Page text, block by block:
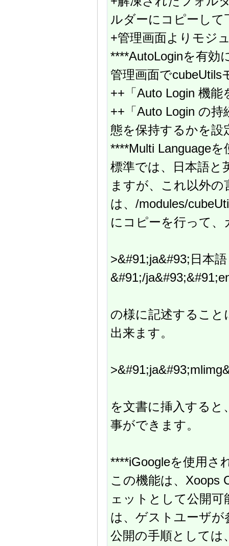
ルダーにコピーして
+管理画面よりモジ
****AutoLoginを有効
管理画面でcubeUtils
++「Auto Login 機
++「Auto Login の
態を保持するかを設
****Multi Language
標準では、日本語と
ますが、これ以外
は、/modules/
にコピーを行って
>&#91;ja&#93;日本語
&#91;/
の様に記述するこ
出来ます。
を文書に挿入すると
事ができます。
****iGoogleを使用さ
この機能は、Xoops
ェットとして公開
は、ゲストユーザ
公開の手順としては